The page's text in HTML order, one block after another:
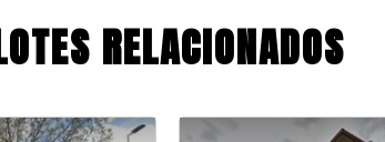
RELACIONADOS